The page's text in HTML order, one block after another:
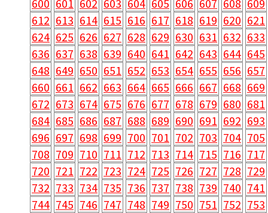
600 601 602 603 604 605 606 607 608 609
612 613 614 615 616 617 618 619 620 621
624 625 626 627 628 629 630 631 632 633
636 637 638 639 640 641 642 643 644 645
648 649 650 651 652 653 654 655 656 657
660 661 662 663 664 665 666 667 668 669
672 673 674 675 676 677 678 679 680 681
684 685 686 687 688 689 690 691 692 693
696 697 698 699 700 701 702 703 704 705
708 709 710 711 712 713 714 715 716 717
720 721 722 723 724 725 726 727 728 729
732 733 734 735 736 737 738 739 740 741
744 745 746 747 748 749 750 751 752 753